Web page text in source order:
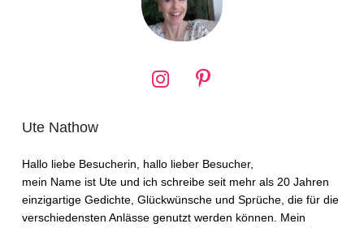
Ute Nathow
Hallo liebe Besucherin, hallo lieber Besucher,
mein Name ist Ute und ich schreibe seit mehr als 20 Jahren
einzigartige Gedichte, Glückwünsche und Sprüche, die für die
verschiedensten Anlässe genutzt werden können. Mein